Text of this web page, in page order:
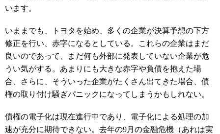
います。
いままでも、トヨタを始め、多くの企業が決算予想の下方
修正を行い、赤字になるとしている。これらの企業はまだ
良いのであって、まだ何も外部に発表していない企業が危
うい気がする。あまりにも大きな赤字や負債を抱えた場
合、さらに、そういった企業がたくさん出てきた場合、債
権の取り付け騒ぎパニックになってしまうかもしれない。
債権の電子化は現在進行中であり、電子化による処理の加
速が充分に期待できない。去年の9月の金融危機（あれは実